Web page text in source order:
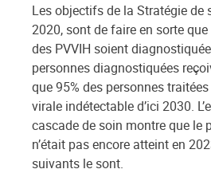
Les objectifs de la Stratégie de
2020, sont de faire en sorte que
des PVVIH soient
personnes diagnostiquées
que 95% des personnes
virale indétectable d’ici 2030.
cascade de soin montre que le
n’était pas encore atteint en
suivants le sont.